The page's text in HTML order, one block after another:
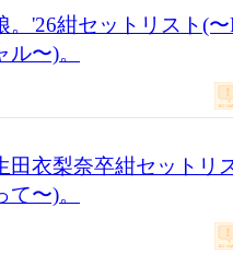
。'26紺セットリスト(
ル〜)。
田衣梨奈卒紺セットリ
て〜)。